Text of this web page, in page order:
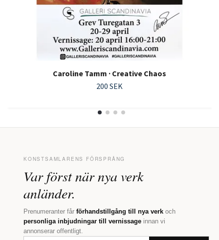
Caroline Tamm · Creative Chaos
200 SEK
KONSTSAMLARENS FÖRSPRÅNG
Var först när nya verk
anländer.
Prenumeranter får förhandstillgång till nya verk och
personliga inbjudningar till vernissage innan vi
annonserar offentligt.